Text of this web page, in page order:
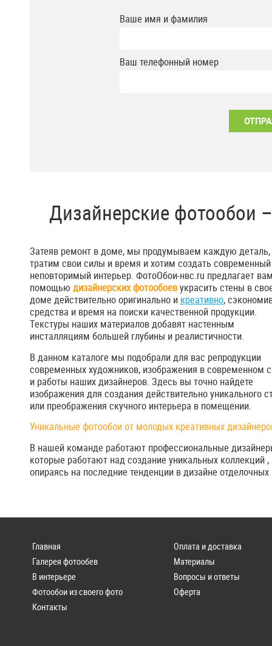
Ваше имя и фамилия
Ваш телефонный номер
Дизайнерские фотообои
Затеяв ремонт в доме, мы продумываем каждую деталь,
тратим свои силы и время и хотим создать современный
неповторимый интерьер. ФотоОбои-нвс.ru предлагает
помощью дизайнерских фотообоевукрасить стены в
доме действительно оригинально и креативно,
средства и время на поиски качественной продукции.
Текстуры наших материалов добавят настенным
инсталляциям большей глубины и реалистичности.
В данном каталоге мы подобрали для вас репродукции
современных художников, изображения в современном
и работы наших дизайнеров. Здесь вы точно найдете
изображения для создания действительно уникального
или преображения скучного интерьера в помещении.
Уникальные фотообои от молодых креативных
В нашей команде работают профессиональные
которые работают над создание уникальных коллекций ,
опираясь на последние тенденции в дизайне отделочных
Главная
Галерея фотообев
В интерьере
Фотообои из своего фото
Контакты
Оплата и доставка
Материалы
Вопросы и ответы
Оферта